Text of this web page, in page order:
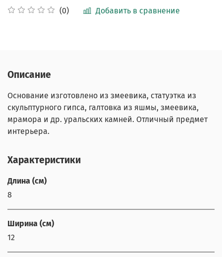
(0) Добавить в сравнение
Описание
Основание изготовлено из змеевика, статуэтка из
скульптурного гипса, галтовка из яшмы, змеевика,
мрамора и др. уральских камней. Отличный предмет
интерьера.
Характеристики
Длина (см)
8
Ширина (см)
12